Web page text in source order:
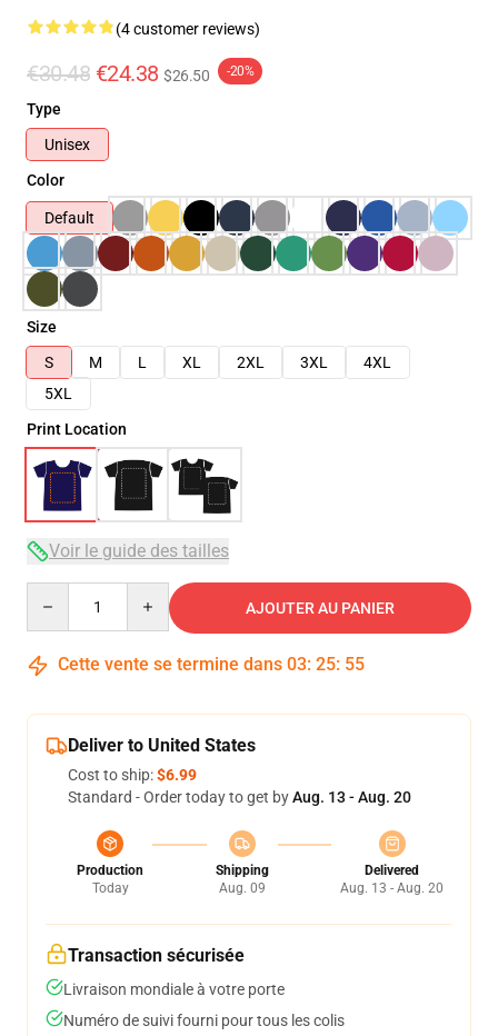
(4 customer reviews)
€30.48 €24.38 $26.50 -20%
Type
Unisex
Color
Default
Size
S
M L XL 2XL 3XL
4XL
5XL
Print Location
Voir le guide des tailles
AJOUTER AU PANIER
Cette vente se termine dans 03: 25: 54
Deliver to United States
Cost to ship:$6.99
Standard - Order today to get byAug. 13 - Aug. 20
Production
Today
Shipping
Aug. 09
Delivered
Aug. 13 - Aug. 20
Transaction sécurisée
Livraison mondiale à votre porte
Numéro de suivi fourni pour tous les colis